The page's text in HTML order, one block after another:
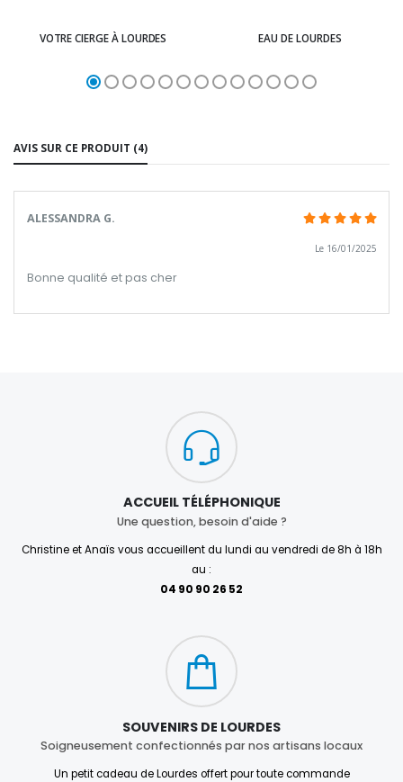
VOTRE CIERGE À LOURDES EAU DE LOURDES
AVIS SUR CE PRODUIT (4)
ALESSANDRA G.
Le 16/01/2025
Bonne qualité et pas cher
ACCUEIL TÉLÉPHONIQUE
Une question, besoin d'aide ?
Christine et Anaïs vous accueillent du lundi au vendredi de 8h à 18h
au :
04 90 90 26 52
SOUVENIRS DE LOURDES
Soigneusement confectionnés par nos artisans locaux
Un petit cadeau de Lourdes offert pour toute commande